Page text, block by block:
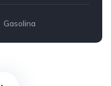
Gasolina